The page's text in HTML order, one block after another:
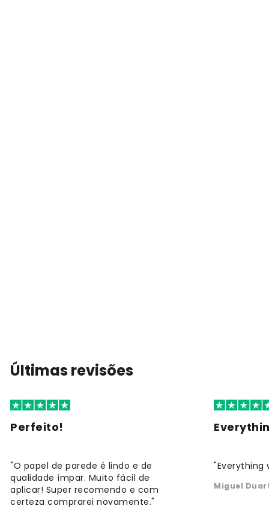
Últimas revisões
Perfeito!
"O papel de parede é lindo e de
qualidade ímpar. Muito fácil de
aplicar! Super recomendo e com
certeza comprarei novamente."
"Everything
Miguel